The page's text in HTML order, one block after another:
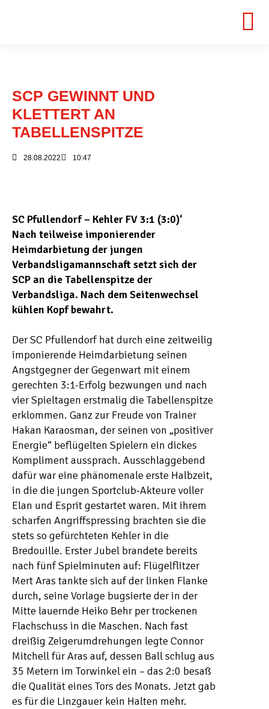
SCP GEWINNT UND
KLETTERT AN
TABELLENSPITZE
28.08.2022 10:47
SC Pfullendorf – Kehler FV 3:1 (3:0)‘
Nach teilweise imponierender
Heimdarbietung der jungen
Verbandsligamannschaft setzt sich der
SCP an die Tabellenspitze der
Verbandsliga. Nach dem Seitenwechsel
kühlen Kopf bewahrt.
Der SC Pfullendorf hat durch eine zeitweilig
imponierende Heimdarbietung seinen
Angstgegner der Gegenwart mit einem
gerechten 3:1-Erfolg bezwungen und nach
vier Spieltagen erstmalig die Tabellenspitze
erklommen. Ganz zur Freude von Trainer
Hakan Karaosman, der seinen von „positiver
Energie“ beflügelten Spielern ein dickes
Kompliment aussprach. Ausschlaggebend
dafür war eine phänomenale erste Halbzeit,
in die die jungen Sportclub-Akteure voller
Elan und Esprit gestartet waren. Mit ihrem
scharfen Angriffspressing brachten sie die
stets so gefürchteten Kehler in die
Bredouille. Erster Jubel brandete bereits
nach fünf Spielminuten auf: Flügelflitzer
Mert Aras tankte sich auf der linken Flanke
durch, seine Vorlage bugsierte der in der
Mitte lauernde Heiko Behr per trockenen
Flachschuss in die Maschen. Nach fast
dreißig Zeigerumdrehungen legte Connor
Mitchell für Aras auf, dessen Ball schlug aus
35 Metern im Torwinkel ein – das 2:0 besaß
die Qualität eines Tors des Monats. Jetzt gab
es für die Linzgauer kein Halten mehr.